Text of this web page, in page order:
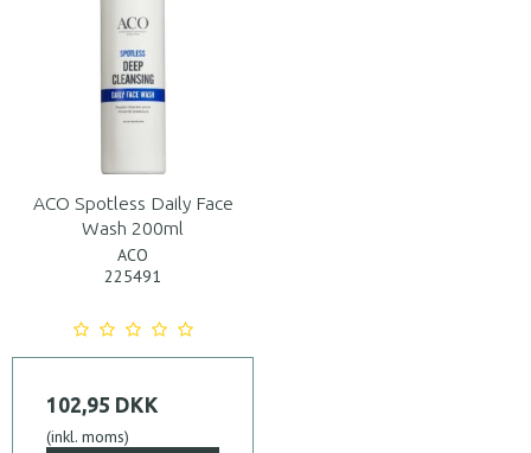
ACO Spotless Daily Face
Wash 200ml
ACO
225491
102,95 DKK
(inkl. moms)